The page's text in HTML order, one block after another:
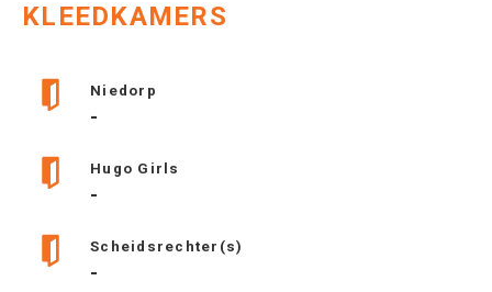
KLEEDKAMERS
Niedorp
-
Hugo Girls
-
Scheidsrechter(s)
-